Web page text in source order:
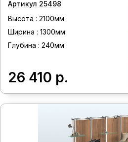
Артикул 25498
Высота : 2100мм
Ширина : 1300мм
Глубина : 240мм
26 410 р.